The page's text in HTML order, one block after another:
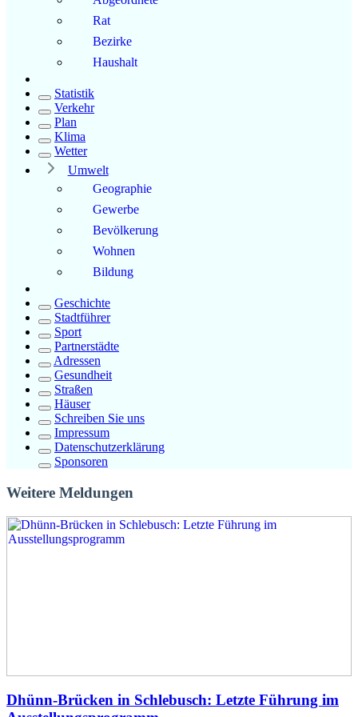
Rat
Bezirke
Haushalt
Statistik
Verkehr
Plan
Klima
Wetter
Umwelt
Geographie
Gewerbe
Bevölkerung
Wohnen
Bildung
Geschichte
Stadtführer
Sport
Partnerstädte
Adressen
Gesundheit
Straßen
Häuser
Schreiben Sie uns
Impressum
Datenschutzerklärung
Sponsoren
Weitere Meldungen
Dhünn-Brücken in Schlebusch: Letzte Führung im